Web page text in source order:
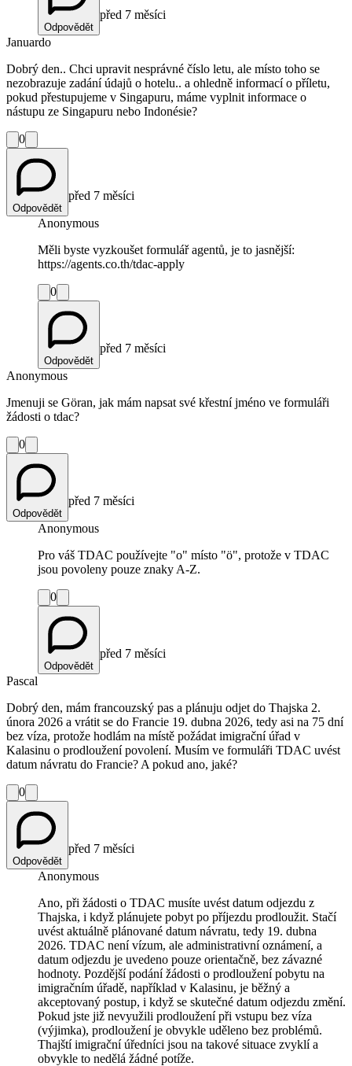
Odpovědět
před 7 měsíci
Januardo
Dobrý den.. Chci upravit nesprávné číslo letu, ale místo toho se
nezobrazuje zadání údajů o hotelu.. a ohledně informací o příletu,
pokud přestupujeme v Singapuru, máme vyplnit informace o
nástupu ze Singapuru nebo Indonésie?
0
Odpovědět
před 7 měsíci
Anonymous
Měli byste vyzkoušet formulář agentů, je to jasnější:
https://agents.co.th/tdac-apply
0
Odpovědět
před 7 měsíci
Anonymous
Jmenuji se Göran, jak mám napsat své křestní jméno ve formuláři
žádosti o tdac?
0
Odpovědět
před 7 měsíci
Anonymous
Pro váš TDAC používejte "o" místo "ö", protože v TDAC
jsou povoleny pouze znaky A-Z.
0
Odpovědět
před 7 měsíci
Pascal
Dobrý den, mám francouzský pas a plánuju odjet do Thajska 2.
února 2026 a vrátit se do Francie 19. dubna 2026, tedy asi na 75 dní
bez víza, protože hodlám na místě požádat imigrační úřad v
Kalasinu o prodloužení povolení. Musím ve formuláři TDAC uvést
datum návratu do Francie? A pokud ano, jaké?
0
Odpovědět
před 7 měsíci
Anonymous
Ano, při žádosti o TDAC musíte uvést datum odjezdu z
Thajska, i když plánujete pobyt po příjezdu prodloužit. Stačí
uvést aktuálně plánované datum návratu, tedy 19. dubna
2026. TDAC není vízum, ale administrativní oznámení, a
datum odjezdu je uvedeno pouze orientačně, bez závazné
hodnoty. Pozdější podání žádosti o prodloužení pobytu na
imigračním úřadě, například v Kalasinu, je běžný a
akceptovaný postup, i když se skutečné datum odjezdu změní.
Pokud jste již nevyužili prodloužení při vstupu bez víza
(výjimka), prodloužení je obvykle uděleno bez problémů.
Thajští imigrační úředníci jsou na takové situace zvyklí a
obvykle to nedělá žádné potíže.